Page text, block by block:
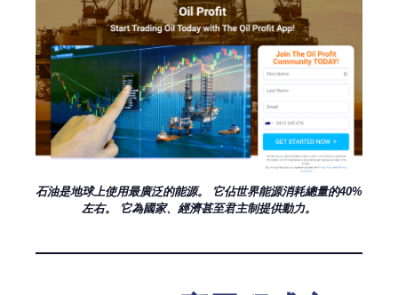
石油是地球上使用最廣泛的能源。 它佔世界能源消耗總量的40%
左右。 它為國家、經濟甚至君主制提供動力。